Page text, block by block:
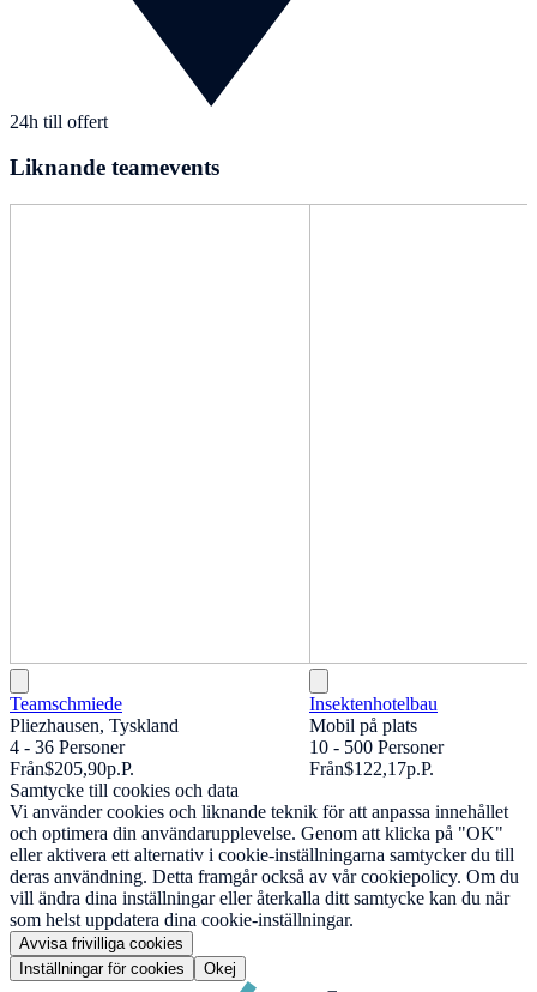
24h till offert
Liknande teamevents
Teamschmiede
Pliezhausen, Tyskland
4 - 36 Personer
Från$205,90p.P.
Insektenhotelbau
Mobil på plats
10 - 500 Personer
Från$122,17p.P.
Samtycke till cookies och data
Vi använder cookies och liknande teknik för att anpassa innehållet
och optimera din användarupplevelse. Genom att klicka på "OK"
eller aktivera ett alternativ i cookie-inställningarna samtycker du till
deras användning. Detta framgår också av vår cookiepolicy. Om du
vill ändra dina inställningar eller återkalla ditt samtycke kan du när
som helst uppdatera dina cookie-inställningar.
Avvisa frivilliga cookies
Inställningar för cookies
Okej